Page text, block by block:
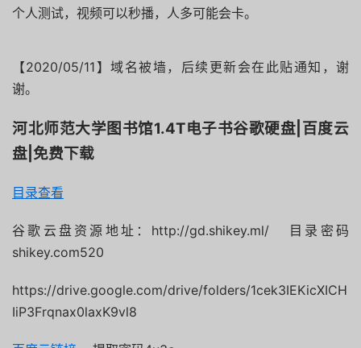
个人测试，视频可以秒播，人多可能会卡。
【2020/05/11】域名被墙，后续更新会在此贴通知，谢
谢。
河北师范大学图书馆1.4T电子书谷歌硬盘|百度云
盘|免费下载
目录查看
谷歌云盘资源地址：http://gd.shikey.ml/ 目录密码
shikey.com520
https://drive.google.com/drive/folders/1cek3IEKicXICH
IiP3Frqnax0laxK9vl8